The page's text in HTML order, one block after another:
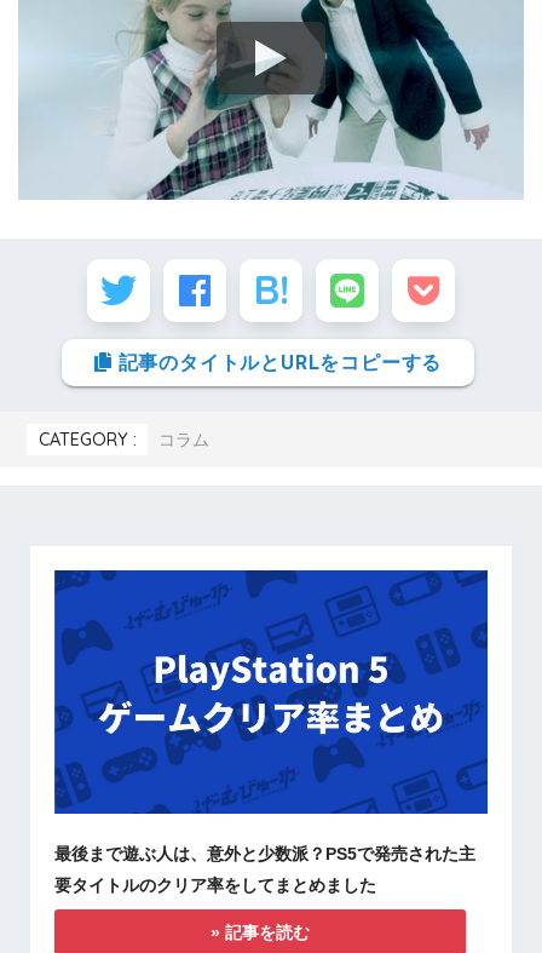
記事のタイトルとURLをコピーする
CATEGORY : コラム
最後まで遊ぶ人は、意外と少数派？PS5で発売された主
要タイトルのクリア率をしてまとめました
» 記事を読む